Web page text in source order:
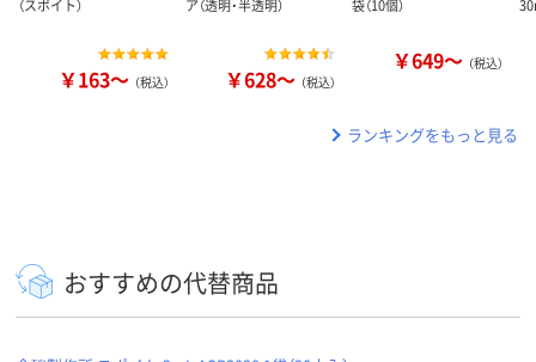
（スポイト）
￥163～ （税込）
ア（透明・半透明）
￥628～ （税込）
袋（10個）
￥649～ （税込）
ランキングをもっと見る
おすすめの代替商品